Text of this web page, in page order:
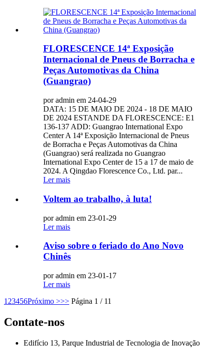
FLORESCENCE 14ª Exposição
Internacional de Pneus de Borracha e
Peças Automotivas da China
(Guangrao)
por admin em 24-04-29
DATA: 15 DE MAIO DE 2024 - 18 DE MAIO
DE 2024 ESTANDE DA FLORESCENCE: E1
136-137 ADD: Guangrao International Expo
Center A 14ª Exposição Internacional de Pneus
de Borracha e Peças Automotivas da China
(Guangrao) será realizada no Guangrao
International Expo Center de 15 a 17 de maio de
2024. A Qingdao Florescence Co., Ltd. par...
Ler mais
Voltem ao trabalho, à luta!
por admin em 23-01-29
Ler mais
Aviso sobre o feriado do Ano Novo
Chinês
por admin em 23-01-17
Ler mais
1 23456Próximo >>> Página 1 / 11
Contate-nos
Edifício 13, Parque Industrial de Tecnologia de Inovação